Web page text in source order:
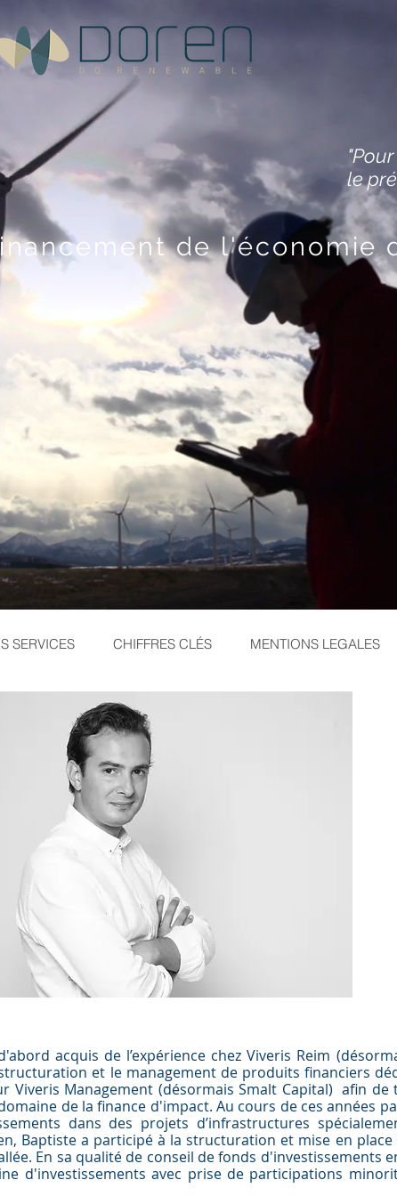
le
de l'économie
acquis de l’expérience chez Viveris Reim
et le management de produits financiers
Viveris Management (désormais Smalt Capital) afin
de la finance d'impact. Au cours de ces années
dans des projets d’infrastructures
Baptiste a participé à la structuration et mise en
En sa qualité de conseil de fonds d'investissements
d'investissements avec prise de participations
SERVICES CHIFFRES CLÉS MENTIONS LEGALES